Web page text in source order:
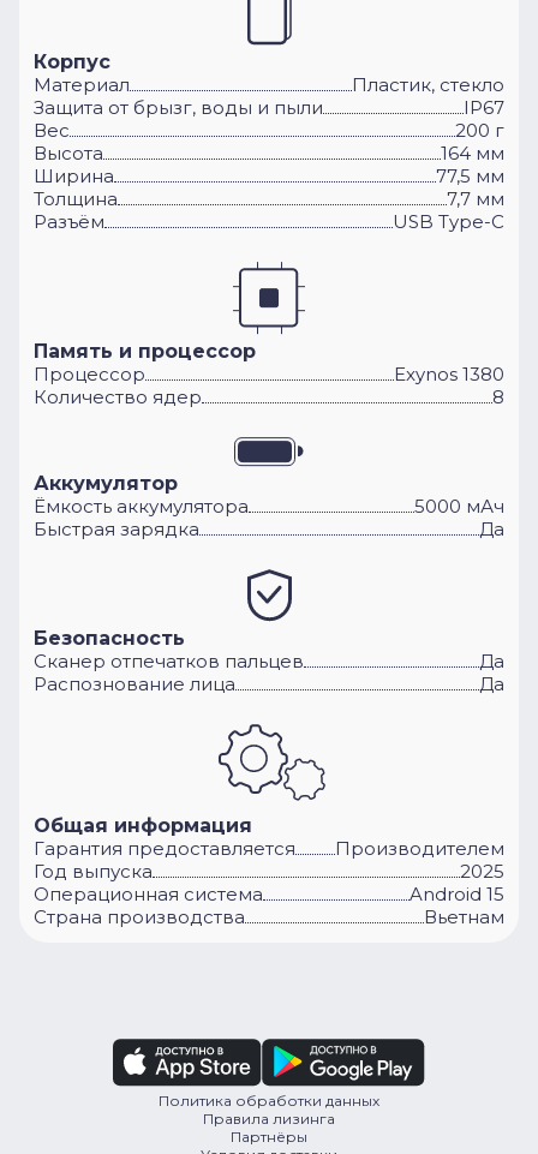
Корпус
Материал
Пластик, стекло
Защита от брызг, воды и пыли
IP67
Вес
200 г
Высота
164 мм
Ширина
77,5 мм
Толщина
7,7 мм
Разъём
USB Type-C
Память и процессор
Процессор
Exynos 1380
Количество ядер
8
Аккумулятор
Ёмкость аккумулятора
5000 мАч
Быстрая зарядка
Да
Безопасность
Сканер отпечатков пальцев
Да
Распознование лица
Да
Общая информация
Гарантия предоставляется
Производителем
Год выпуска
2025
Операционная система
Android 15
Cтрана производства
Вьетнам
Политика обработки данных
Правила лизинга
Партнёры